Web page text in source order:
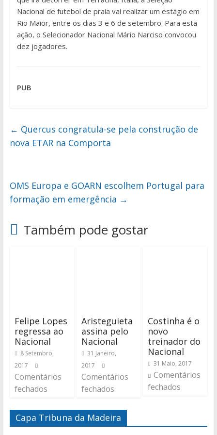
Nacional de futebol de praia vai realizar um estágio em
Rio Maior, entre os dias 3 e 6 de setembro. Para esta
ação, o Selecionador Nacional Mário Narciso convocou
dez jogadores.
PUB
← Quercus congratula-se pela construção de
nova ETAR na Comporta
OMS Europa e GOARN escolhem Portugal para
formação em emergência →
Também pode gostar
Felipe Lopes
regressa ao
Nacional
8 Setembro,
2017
Comentários
fechados
Aristeguieta
assina pelo
Nacional
31 Janeiro,
2017
Comentários
fechados
Costinha é o
novo
treinador do
Nacional
31 Maio, 2017
Comentários
fechados
Capa Tribuna da Madeira